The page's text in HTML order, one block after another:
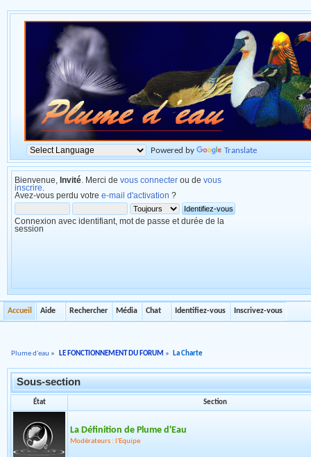
Powered by Translate
Bienvenue, Invité . Merci de vous connecter ou de vous
inscrire
Avez-vous perdu votre e-mail d'activation ?
Connexion avec identifiant, mot de passe et durée de la
session
Accueil Aide Rechercher Média Chat Identifiez-vous Inscrivez-vous
Plume d'eau » LE FONCTIONNEMENT DU FORUM » La Charte
Sous-section
État Section
La Définition de Plume d'Eau
Modérateurs : l'Equipe